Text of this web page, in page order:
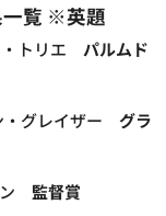
覧 ※英題
・トリエ パルムド
・グレイザー グラ
ン 監督賞